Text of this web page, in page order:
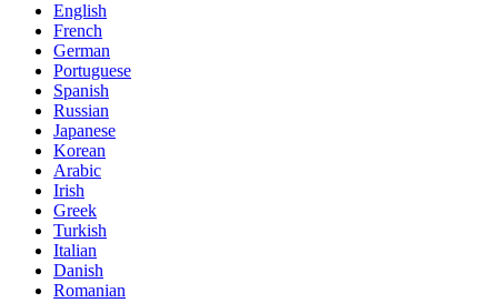
English
French
German
Portuguese
Spanish
Russian
Japanese
Korean
Arabic
Irish
Greek
Turkish
Italian
Danish
Romanian